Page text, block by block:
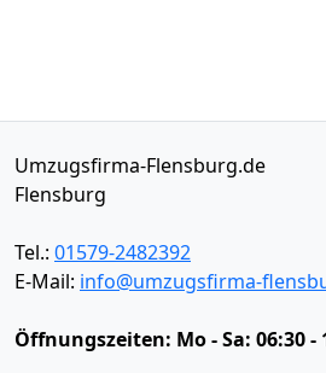
Umzugsfirma-Flensburg.de
Flensburg
Tel.: 01579-2482392
E-Mail: info@umzugsfirma-
Öffnungszeiten: Mo - Sa: 06:30 -